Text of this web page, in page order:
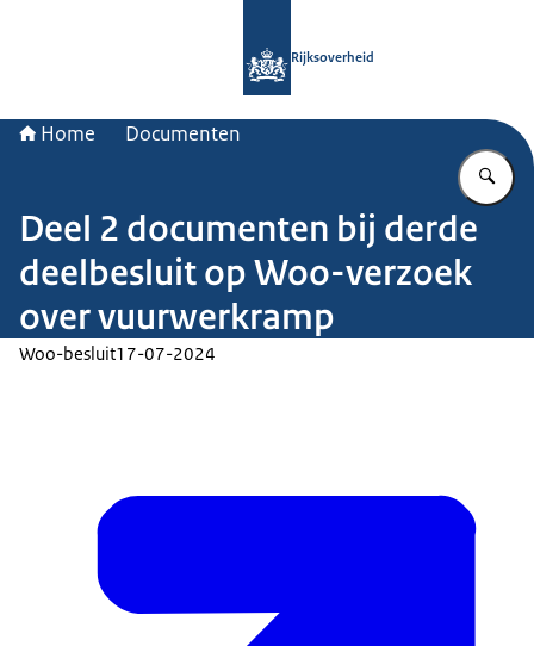
Rijksoverheid
Home Documenten
Deel 2 documenten bij derde
deelbesluit op Woo-verzoek
over vuurwerkramp
Woo-besluit17-07-2024